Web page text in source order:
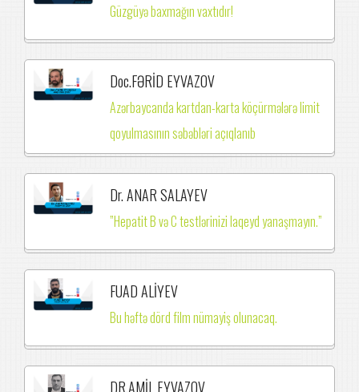
Güzgüyə baxmağın vaxtıdır!
Doc.FƏRİD EYVAZOV
Azərbaycanda kartdan-karta köçürmələrə limit
qoyulmasının səbəbləri açıqlanıb
Dr. ANAR SALAYEV
”Hepatit B və C testlərinizi laqeyd yanaşmayın.”
FUAD ALİYEV
Bu həftə dörd film nümayiş olunacaq.
DR.AMİL EYVAZOV